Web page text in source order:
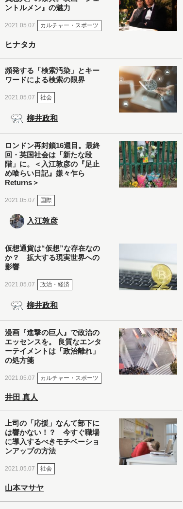
ントルメン』の魅力
2021.05.07 カルチャー・スポーツ
ヒナタカ
頻発する「検索汚染」とキー
ワードによる検索の限界
2021.05.07 社会
柳井政和
ロンドン再封鎖16週目。最終
回・英国社会は「新たな段
階」に。＜入江敦彦の『足止
め喰らい日記』嫌々乍ら
Returns＞
2021.05.07 国際
入江敦彦
仮想通貨は“仮想”な存在なの
か？ 拡大する現実世界への
影響
2021.05.07 政治・経済
柳井政和
漫画『進撃の巨人』で政治の
エッセンスを。 良質なエンタ
ーテイメントは「政治離れ」
の処方箋
2021.05.07 カルチャー・スポーツ
井田 真人
上司の「応援」なんて部下に
は響かない！？ 今すぐ職場
に導入するべきモチベーショ
ンアップの方法
2021.05.07 社会
山本マサヤ